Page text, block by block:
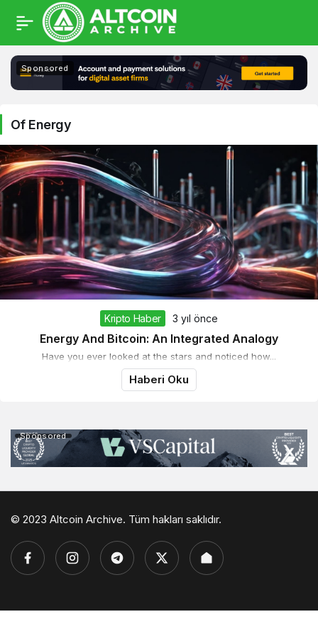
Of
Energy
Sponsored
Of Energy
Kripto Haber 3 yıl önce
Energy And Bitcoin: An Integrated Analogy
Have you ever looked at the stars and noticed how...
Haberi Oku
Sponsored
© 2023 Altcoin Archive. Tüm hakları saklıdır.